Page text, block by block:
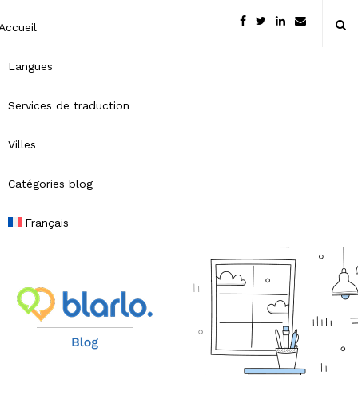
Langues
Services de traduction
Villes
Catégories blog
Français
B